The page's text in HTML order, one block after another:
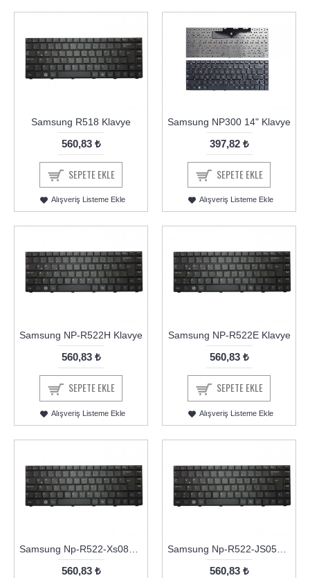
Samsung R518 Klavye
560,83 ₺
SEPETE EKLE
Alışveriş Listeme Ekle
Samsung NP300 14" Klavye
397,82 ₺
SEPETE EKLE
Alışveriş Listeme Ekle
Samsung NP-R522H Klavye
560,83 ₺
SEPETE EKLE
Alışveriş Listeme Ekle
Samsung NP-R522E Klavye
560,83 ₺
SEPETE EKLE
Alışveriş Listeme Ekle
Samsung Np-R522-Xs08TR Klavye
560,83 ₺
Samsung Np-R522-JS05TR Klavye
560,83 ₺